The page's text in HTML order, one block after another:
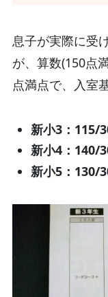
息子が実際に受
が、算数(150点
点満点で、入室
新小3：115/
新小4：140/
新小5：130/